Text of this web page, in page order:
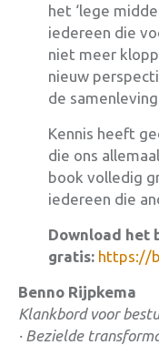
het ‘lege
iedereen die
niet meer
nieuw
de
Kennis heeft
die ons
book volledig
iedereen die
Download het
gratis: https://
Benno Rijpkema
Klankbord voor
· Bezielde